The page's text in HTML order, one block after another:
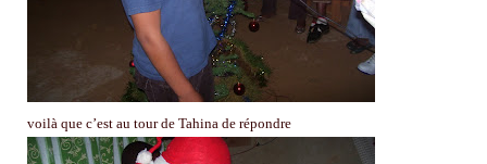
voilà que c’est au tour de Tahina de répondre